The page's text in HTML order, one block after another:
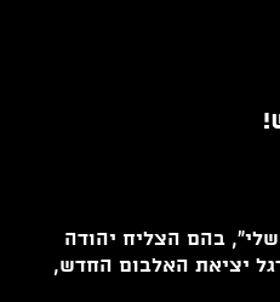
שלי", בהם הצליח יהודה
יציאת האלבום החדש,